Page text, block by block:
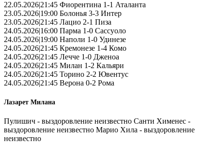
22.05.2026|21:45 Фиорентина 1-1 Аталанта
23.05.2026|19:00 Болонья 3-3 Интер
23.05.2026|21:45 Лацио 2-1 Пиза
24.05.2026|16:00 Парма 1-0 Сассуоло
24.05.2026|19:00 Наполи 1-0 Удинезе
24.05.2026|21:45 Кремонезе 1-4 Комо
24.05.2026|21:45 Лечче 1-0 Дженоа
24.05.2026|21:45 Милан 1-2 Кальяри
24.05.2026|21:45 Торино 2-2 Ювентус
24.05.2026|21:45 Верона 0-2 Рома
Лазарет Милана
Пулишич - выздоровление неизвестно Санти Хименес -
выздоровление неизвестно Марио Хила - выздоровление
неизвестно